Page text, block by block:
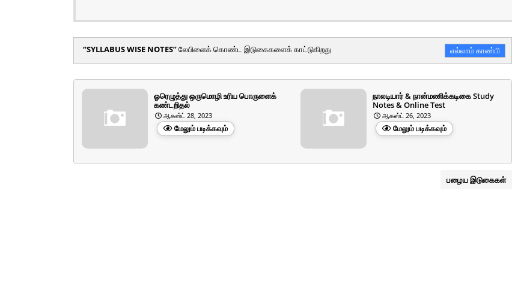
SYLLABUS WISE NOTES லேபிளைக் கொண்ட இடுகைகளைக் காட்டுகிறது எல்லாம் காண்பி
ஓரெழுத்து ஒருமொழி உரிய பொருளைக்
கண்டறிதல்
ஆகஸ்ட் 28, 2023
மேலும் படிக்கவும்
நாலடியார் & நான்மணிக்கடிகை Study
Notes & Online Test
ஆகஸ்ட் 26, 2023
மேலும் படிக்கவும்
பழைய இடுகைகள்